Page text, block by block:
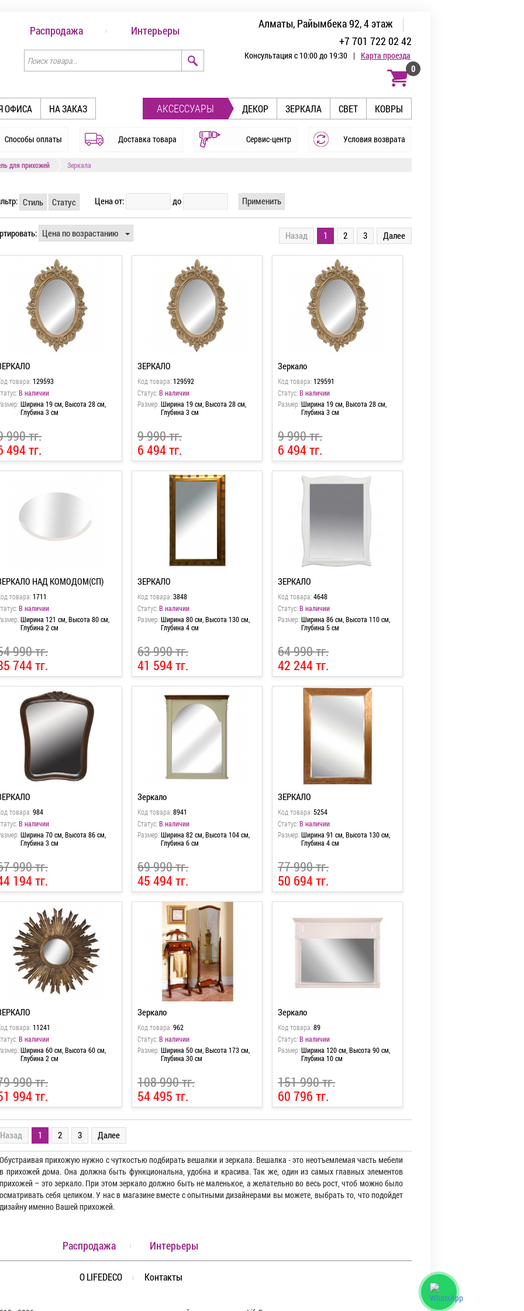
Распродажа Интерьеры
Алматы, Райымбека 92, 4 этаж
+7 701 722 02 42
Консультация с 10:00 до 19:30 | Карта проезда
0
ОФИСА НА ЗАКАЗ АКСЕССУАРЫ ДЕКОР ЗЕРКАЛА СВЕТ КОВРЫ
Способы оплаты Доставка товара Сервис-центр Условия возврата
для прихожей Зеркала
Стиль Статус Цена от: до Применить
Цена по возрастанию Назад 1 2 3 Далее
товара:129593
В наличии
Ширина 19 см, Высота 28 см,
Глубина 3 см
990 тг.
494 тг.
ЗЕРКАЛО
Код товара:129592
Статус:В наличии
Размер:Ширина 19 см, Высота 28 см,
Глубина 3 см
9 990 тг.
6 494 тг.
Зеркало
Код товара:129591
Статус:В наличии
Размер:Ширина 19 см, Высота 28 см,
Глубина 3 см
9 990 тг.
6 494 тг.
НАД КОМОДОМ(СП)
товара:1711
В наличии
Ширина 121 см, Высота 80 см,
Глубина 2 см
990 тг.
744 тг.
ЗЕРКАЛО
Код товара:3848
Статус:В наличии
Размер:Ширина 80 см, Высота 130 см,
Глубина 4 см
63 990 тг.
41 594 тг.
ЗЕРКАЛО
Код товара:4648
Статус:В наличии
Размер:Ширина 86 см, Высота 110 см,
Глубина 5 см
64 990 тг.
42 244 тг.
товара:984
В наличии
Ширина 70 см, Высота 86 см,
Глубина 3 см
990 тг.
194 тг.
Зеркало
Код товара:8941
Статус:В наличии
Размер:Ширина 82 см, Высота 104 см,
Глубина 6 см
69 990 тг.
45 494 тг.
ЗЕРКАЛО
Код товара:5254
Статус:В наличии
Размер:Ширина 91 см, Высота 130 см,
Глубина 4 см
77 990 тг.
50 694 тг.
товара:11241
В наличии
Ширина 60 см, Высота 60 см,
Глубина 2 см
990 тг.
994 тг.
Зеркало
Код товара:962
Статус:В наличии
Размер:Ширина 50 см, Высота 173 см,
Глубина 30 см
108 990 тг.
54 495 тг.
Зеркало
Код товара:89
Статус:В наличии
Размер:Ширина 120 см, Высота 90 см,
Глубина 10 см
151 990 тг.
60 796 тг.
Назад 1 2 3 Далее
Обустраивая прихожую нужно с чуткостью подбирать вешалки и зеркала. Вешалка - это неотъемлемая часть мебели
в прихожей дома. Она должна быть функциональна, удобна и красива. Так же, один из самых главных элементов
прихожей – это зеркало. При этом зеркало должно быть не маленькое, а желательно во весь рост, чтоб можно было
осматривать себя целиком. У нас в магазине вместе с опытными дизайнерами вы можете, выбрать то, что подойдет
дизайну именно Вашей прихожей.
Распродажа Интерьеры
О LIFEDECO Контакты